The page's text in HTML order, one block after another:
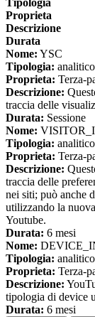
Tipologia
Proprieta
Descrizione
Durata
Nome: YSC
Tipologia: analitico
Proprieta: Terza-
Descrizione:
traccia delle
Durata: Sessione
Nome:
Tipologia: analitico
Proprieta: Terza-
Descrizione:
traccia delle
nei siti; può anche
utilizzando la
Youtube.
Durata: 6 mesi
Nome:
Tipologia: analitico
Proprieta: Terza-
Descrizione:
tipologia di device
Durata: 6 mesi